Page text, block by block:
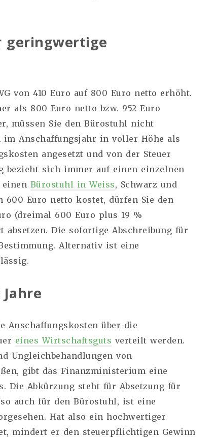
geringwertige
von 410 Euro auf 800 Euro netto erhöht.
als 800 Euro netto bzw. 952 Euro
müssen Sie den Bürostuhl nicht
im Anschaffungsjahr in voller Höhe als
angesetzt und von der Steuer
bezieht sich immer auf einen einzelnen
einen Bürostuhl in Weiss, Schwarz und
600 Euro netto kostet, dürfen Sie den
(dreimal 600 Euro plus 19 %
absetzen. Die sofortige Abschreibung für
Alternativ ist eine
Anschaffungskosten über die
eines Wirtschaftsguts verteilt werden.
Ungleichbehandlungen von
gibt das Finanzministerium eine
Die Abkürzung steht für Absetzung für
auch für den Bürostuhl, ist eine
Hat also ein hochwertiger
mindert er den steuerpflichtigen Gewinn